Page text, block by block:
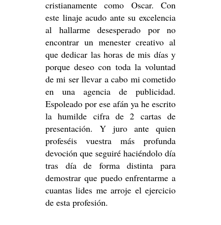
cristianamente como Oscar. Con
este linaje acudo ante su excelencia
al hallarme desesperado por no
encontrar un menester creativo al
que dedicar las horas de mis días y
porque deseo con toda la voluntad
de mi ser llevar a cabo mi cometido
en una agencia de publicidad.
Espoleado por ese afán ya he escrito
la humilde cifra de 2 cartas de
presentación. Y juro ante quien
profeséis vuestra más profunda
devoción que seguiré haciéndolo día
tras día de forma distinta para
demostrar que puedo enfrentarme a
cuantas lides me arroje el ejercicio
de esta profesión.